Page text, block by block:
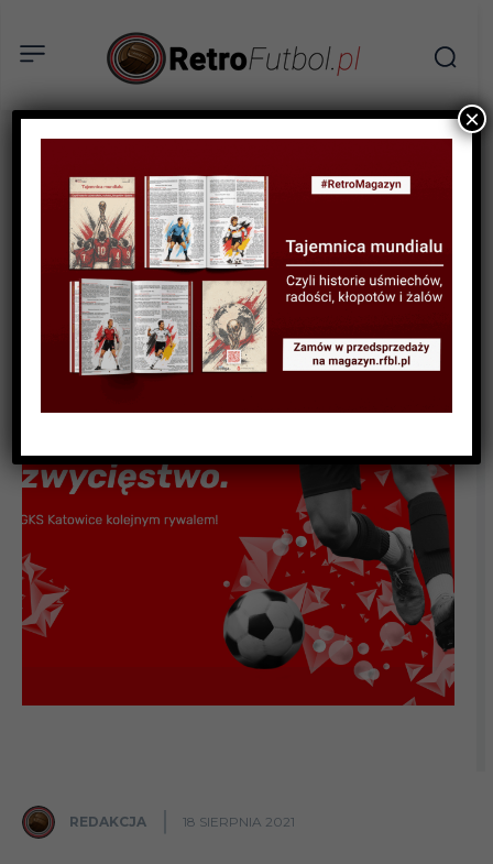
AKTUALNOŚCI
Resovia walczy o pierwsze
zwycięstwo. GKS Katowice
kolejnym rywalem!
REDAKCJA 18 SIERPNIA 2021
×